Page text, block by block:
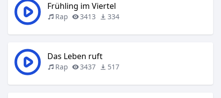
Frühling im Viertel
Rap 3413 334
Das Leben ruft
Rap 3437 517